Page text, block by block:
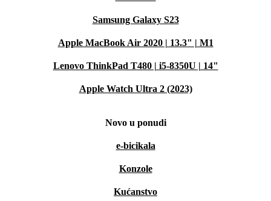
Samsung Galaxy S23
Apple MacBook Air 2020 | 13.3" | M1
Lenovo ThinkPad T480 | i5-8350U | 14"
Apple Watch Ultra 2 (2023)
Novo u ponudi
e-bicikala
Konzole
Kućanstvo